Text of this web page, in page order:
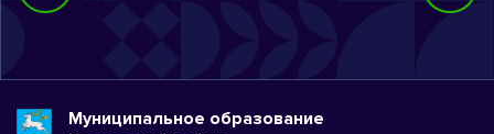
Муниципальное образование